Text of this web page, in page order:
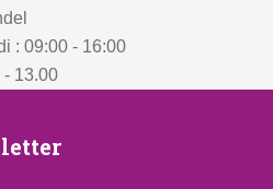
: 09:00 - 16:00
- 13.00